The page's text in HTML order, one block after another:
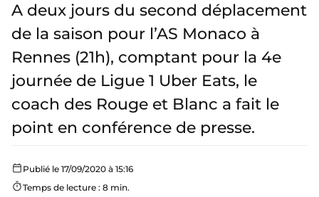
A deux jours du second déplacement
de la saison pour l’AS Monaco à
Rennes (21h), comptant pour la 4e
journée de Ligue 1 Uber Eats, le
coach des Rouge et Blanc a fait le
point en conférence de presse.
Publié le 17/09/2020 à 15:16
Temps de lecture : 8 min.